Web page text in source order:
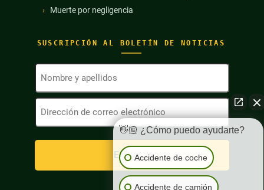
SUSCRIPCIÓN AL BOLETÍN DE NOTICIAS
Nombre
apellidos
Dirección
de
correo
electrónico
(Obligatorio)
Muerte por negligencia
👋🏼 ¿Cómo puedo ayudarte?
Accidente de coche
Accidente de camión